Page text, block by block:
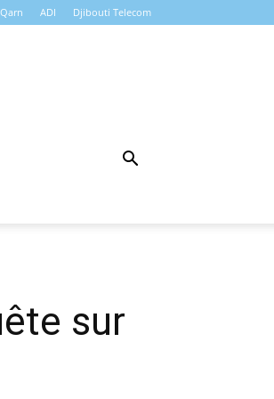
ADI Djibouti Telecom
sur